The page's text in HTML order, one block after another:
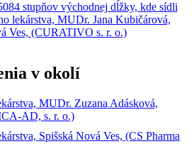
v okolí
MUDr. Zuzana Adásková,
AD, s. r. o.)
Spišská Nová Ves, (CS Pharma